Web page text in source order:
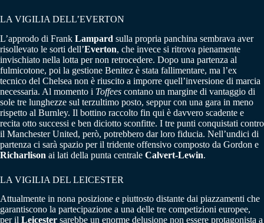
LA VIGILIA DELL’EVERTON
L’approdo di Frank Lampard sulla propria panchina sembrava aver
risollevato le sorti dell’Everton, che invece si ritrova pienamente
invischiato nella lotta per non retrocedere. Dopo una partenza al
fulmicotone, poi la gestione Benitez è stata fallimentare, ma l’ex
tecnico del Chelsea non è riuscito a imporre quell’inversione di marcia
necessaria. Al momento i Toffees contano un margine di vantaggio di
sole tre lunghezze sul terzultimo posto, seppur con una gara in meno
rispetto al Burnley. Il bottino raccolto fin qui è davvero scadente e
recita otto successi e ben diciotto sconfitte. I tre punti conquistati contro
il Manchester United, però, potrebbero dar loro fiducia. Nell’undici di
partenza ci sarà spazio per il tridente offensivo composto da Gordon e
Richarlison ai lati della punta centrale Calvert-Lewin.
LA VIGILIA DEL LEICESTER
Attualmente in nona posizione e piuttosto distante dai piazzamenti che
garantiscono la partecipazione a una delle tre competizioni europee,
per il Leicester sarebbe un enorme delusione non essere protagonista a